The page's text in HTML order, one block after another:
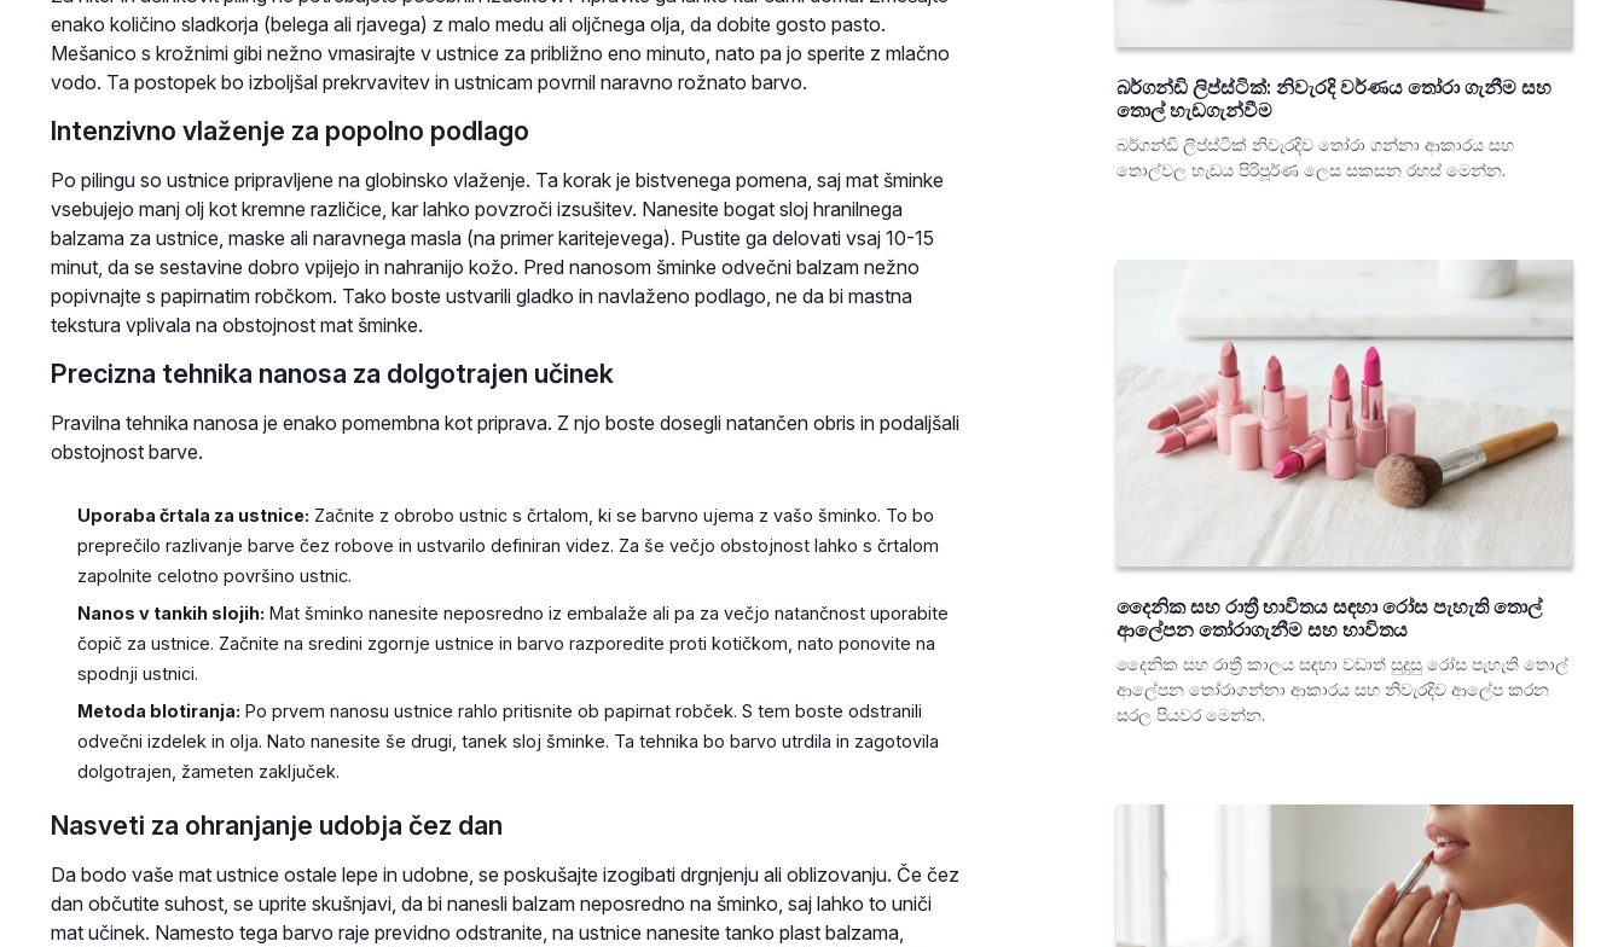
enako količino sladkorja (belega ali rjavega) z malo medu ali oljčnega olja, da dobite gosto pasto.
Mešanico s krožnimi gibi nežno vmasirajte v ustnice za približno eno minuto, nato pa jo sperite z mlačno
vodo. Ta postopek bo izboljšal prekrvavitev in ustnicam povrnil naravno rožnato barvo.
Intenzivno vlaženje za popolno podlago
Po pilingu so ustnice pripravljene na globinsko vlaženje. Ta korak je bistvenega pomena, saj mat šminke
vsebujejo manj olj kot kremne različice, kar lahko povzroči izsušitev. Nanesite bogat sloj hranilnega
balzama za ustnice, maske ali naravnega masla (na primer karitejevega). Pustite ga delovati vsaj 10-15
minut, da se sestavine dobro vpijejo in nahranijo kožo. Pred nanosom šminke odvečni balzam nežno
popivnajte s papirnatim robčkom. Tako boste ustvarili gladko in navlaženo podlago, ne da bi mastna
tekstura vplivala na obstojnost mat šminke.
Precizna tehnika nanosa za dolgotrajen učinek
Pravilna tehnika nanosa je enako pomembna kot priprava. Z njo boste dosegli natančen obris in podaljšali
obstojnost barve.
Uporaba črtala za ustnice: Začnite z obrobo ustnic s črtalom, ki se barvno ujema z vašo šminko. To bo
preprečilo razlivanje barve čez robove in ustvarilo definiran videz. Za še večjo obstojnost lahko s črtalom
zapolnite celotno površino ustnic.
Nanos v tankih slojih: Mat šminko nanesite neposredno iz embalaže ali pa za večjo natančnost uporabite
čopič za ustnice. Začnite na sredini zgornje ustnice in barvo razporedite proti kotičkom, nato ponovite na
spodnji ustnici.
Metoda blotiranja: Po prvem nanosu ustnice rahlo pritisnite ob papirnat robček. S tem boste odstranili
odvečni izdelek in olja. Nato nanesite še drugi, tanek sloj šminke. Ta tehnika bo barvo utrdila in zagotovila
dolgotrajen, žameten zaključek.
Nasveti za ohranjanje udobja čez dan
Da bodo vaše mat ustnice ostale lepe in udobne, se poskušajte izogibati drgnjenju ali oblizovanju. Če čez
dan občutite suhost, se uprite skušnjavi, da bi nanesli balzam neposredno na šminko, saj lahko to uniči
mat učinek. Namesto tega barvo raje previdno odstranite, na ustnice nanesite tanko plast balzama,
බර්ගන්ඩි ලිප්ස්ටික්: නිවැරදි වර්ණය තෝරා ගැනීම සහ
තොල් හැඩගැන්වීම
බර්ගන්ඩි ලිප්ස්ටික් නිවැරදිව තෝරා ගන්නා ආකාරය සහ
තොල්වල හැඩය පිරිපූර්ණ ලෙස සකසන රහස් මෙන්න.
දෛනික සහ රාත්‍රී භාවිතය සඳහා රෝස පැහැති තොල්
ආලේපන තෝරාගැනීම සහ භාවිතය
දෛනික සහ රාත්‍රී කාලය සඳහා වඩාත් සුදුසු රෝස පැහැති තොල්
ආලේපන තෝරාගන්නා ආකාරය සහ නිවැරදිව ආලේප කරන
සරල පියවර මෙන්න.